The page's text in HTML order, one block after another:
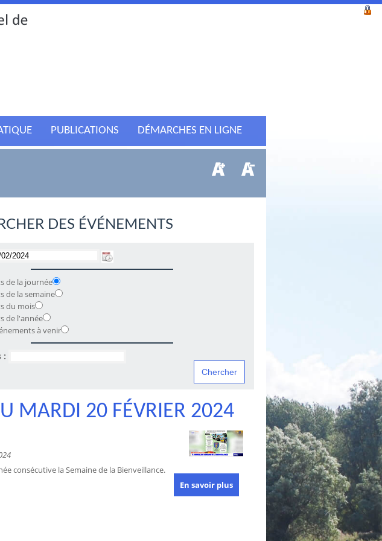
PUBLICATIONS DÉMARCHES EN LIGNE
DES ÉVÉNEMENTS
de la journée
de la semaine
du mois
de l'année
à venir
Mots clés :
MARDI 20 FÉVRIER 2024
consécutive la Semaine de la Bienveillance.
En savoir plus